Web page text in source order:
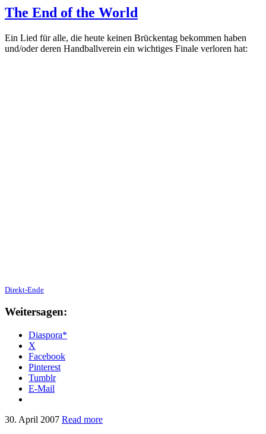
The End of the World
Ein Lied für alle, die heute keinen Brückentag bekommen haben
und/oder deren Handballverein ein wichtiges Finale verloren hat:
Direkt-Ende
Weitersagen:
Diaspora*
X
Facebook
Pinterest
Tumblr
E-Mail
30. April 2007 Read more